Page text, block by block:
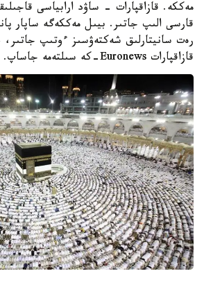
مەككە. قازاقپارات - ساۋد ارابياسى
قارسى الىپ جاتىر. بيىل مەككەگە ساپار
رەت سانيتارلىق شەكتەۋسىز ءوتىپ جاتىر،
قازاقپارات Euronews-كە سىلتەمە جاساپ.